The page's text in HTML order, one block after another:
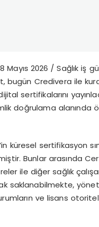
Mayıs 2026 / Sağlık iş gü
bugün Credivera ile
sertifikalarını yayı
doğrulama alanında ö
’in küresel sertifikasyon sı
ştir. Bunlar arasında
ile diğer sağlıkçalış
saklanabilmekte, yö
ın ve lisans